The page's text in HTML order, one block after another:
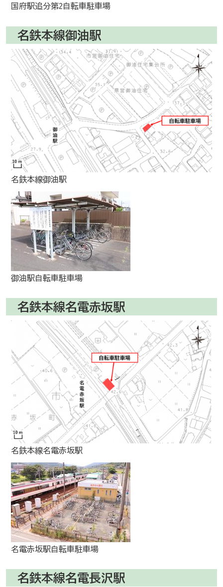
国府駅追分第2自転車駐車場
名鉄本線御油駅
名鉄本線御油駅
御油駅自転車駐車場
名鉄本線名電赤坂駅
名鉄本線名電赤坂駅
名電赤坂駅自転車駐車場
名鉄本線名電長沢駅